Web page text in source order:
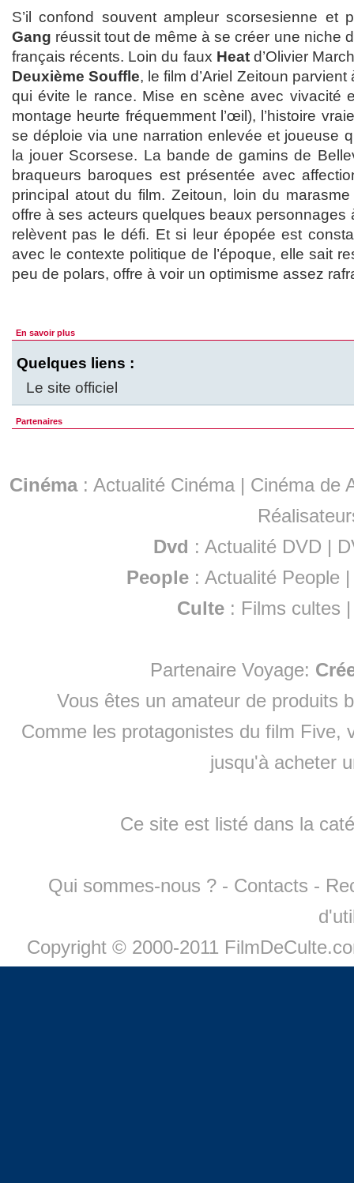
S’il confond souvent ampleur scorsesienne et
Gang réussit tout de même à se créer une niche
français récents. Loin du faux Heatd’Olivier
Deuxième Souffle, le film d’Ariel Zeitoun
qui évite le rance. Mise en scène avec vivacité
montage heurte fréquemment l’œil), l’histoire
se déploie via une narration enlevée et joueuse
la jouer Scorsese. La bande de gamins de
braqueurs baroques est présentée avec
principal atout du film. Zeitoun, loin du
offre à ses acteurs quelques beaux personnages
relèvent pas le défi. Et si leur épopée est
avec le contexte politique de l’époque, elle sait
peu de polars, offre à voir un optimisme assez
En savoir plus
Quelques liens :
Le site officiel
Partenaires
Cinéma: Actualité Cinéma | Cinéma de
Dvd : Actualité DVD |
People :Actualité People
Culte : Films cultes
Partenaire Voyage:
Vous êtes un amateur de produits
Comme les protagonistes du film Five,
jusqu'à acheter
Ce site est listé dans la
Qui sommes-nous ? - Contacts -
Copyright © 2000-2011